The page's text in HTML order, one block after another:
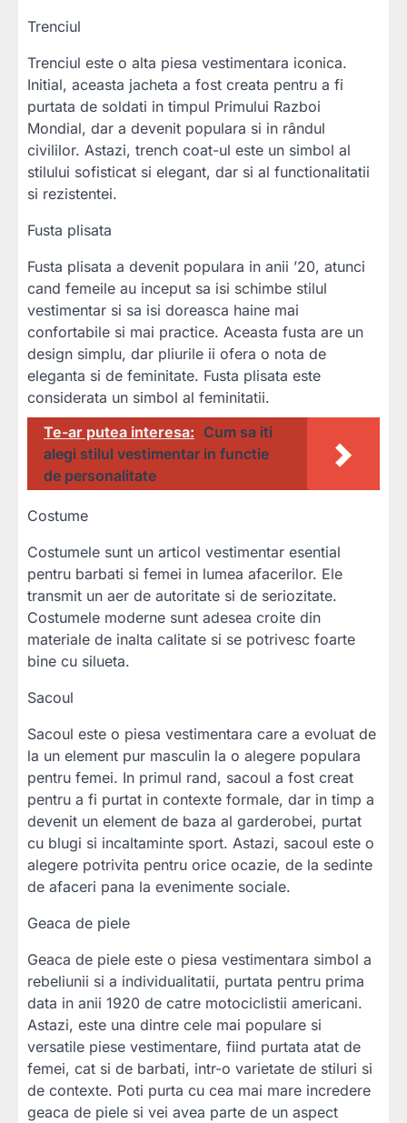
Trenciul
Trenciul este o alta piesa vestimentara iconica.
Initial, aceasta jacheta a fost creata pentru a fi
purtata de soldati in timpul Primului Razboi
Mondial, dar a devenit populara si in rândul
civililor. Astazi, trench coat-ul este un simbol al
stilului sofisticat si elegant, dar si al functionalitatii
si rezistentei.
Fusta plisata
Fusta plisata a devenit populara in anii ’20, atunci
cand femeile au inceput sa isi schimbe stilul
vestimentar si sa isi doreasca haine mai
confortabile si mai practice. Aceasta fusta are un
design simplu, dar pliurile ii ofera o nota de
eleganta si de feminitate. Fusta plisata este
considerata un simbol al feminitatii.
Te-ar putea interesa: Cum sa iti
alegi stilul vestimentar in functie
de personalitate
Costume
Costumele sunt un articol vestimentar esential
pentru barbati si femei in lumea afacerilor. Ele
transmit un aer de autoritate si de seriozitate.
Costumele moderne sunt adesea croite din
materiale de inalta calitate si se potrivesc foarte
bine cu silueta.
Sacoul
Sacoul este o piesa vestimentara care a evoluat de
la un element pur masculin la o alegere populara
pentru femei. In primul rand, sacoul a fost creat
pentru a fi purtat in contexte formale, dar in timp a
devenit un element de baza al garderobei, purtat
cu blugi si incaltaminte sport. Astazi, sacoul este o
alegere potrivita pentru orice ocazie, de la sedinte
de afaceri pana la evenimente sociale.
Geaca de piele
Geaca de piele este o piesa vestimentara simbol a
rebeliunii si a individualitatii, purtata pentru prima
data in anii 1920 de catre motociclistii americani.
Astazi, este una dintre cele mai populare si
versatile piese vestimentare, fiind purtata atat de
femei, cat si de barbati, intr-o varietate de stiluri si
de contexte. Poti purta cu cea mai mare incredere
geaca de piele si vei avea parte de un aspect